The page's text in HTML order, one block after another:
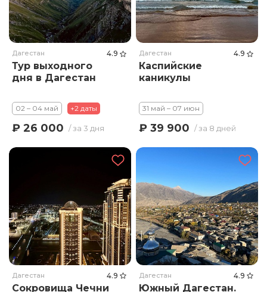
Дагестан 4.9
Тур выходного
дня в Дагестан
02 – 04 май +2 даты
₽ 26 000 / за 3 дня
Дагестан 4.9
Каспийские
каникулы
31 май – 07 июн
₽ 39 900 / за 8 дней
Дагестан 4.9
Сокровища Чечни
Дагестан 4.9
Южный Дагестан.